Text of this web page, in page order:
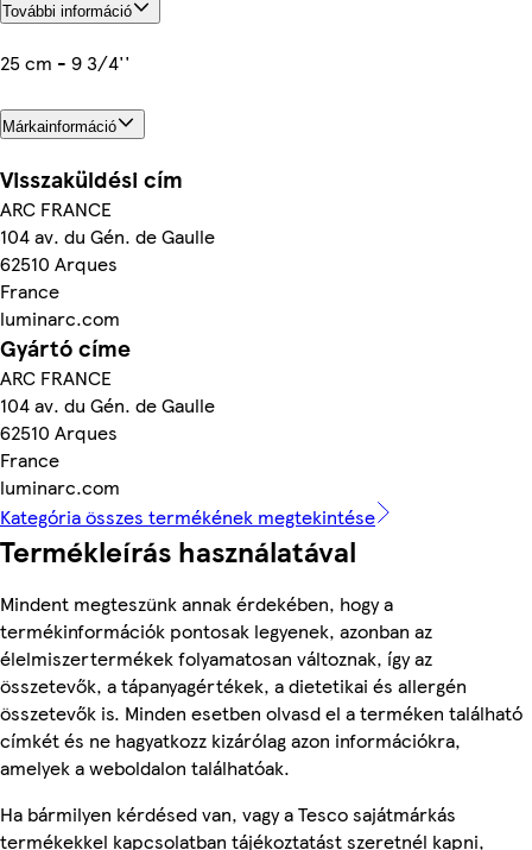
További információ
25 cm - 9 3/4''
Márkainformáció
Visszaküldési cím
ARC FRANCE
104 av. du Gén. de Gaulle
62510 Arques
France
luminarc.com
Gyártó címe
ARC FRANCE
104 av. du Gén. de Gaulle
62510 Arques
France
luminarc.com
Kategória összes termékének megtekintése
Termékleírás használatával
Mindent megteszünk annak érdekében, hogy a
termékinformációk pontosak legyenek, azonban az
élelmiszertermékek folyamatosan változnak, így az
összetevők, a tápanyagértékek, a dietetikai és allergén
összetevők is. Minden esetben olvasd el a terméken található
címkét és ne hagyatkozz kizárólag azon információkra,
amelyek a weboldalon találhatóak.
Ha bármilyen kérdésed van, vagy a Tesco sajátmárkás
termékekkel kapcsolatban tájékoztatást szeretnél kapni,